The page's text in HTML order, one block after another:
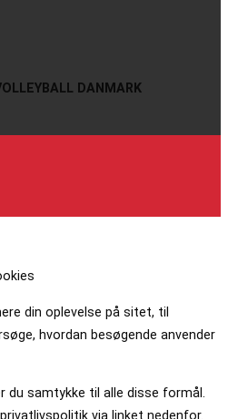
DANMARK
din oplevelse på sitet, til
hvordan besøgende anvender
du samtykke til alle disse formål.
via linket nedenfor.